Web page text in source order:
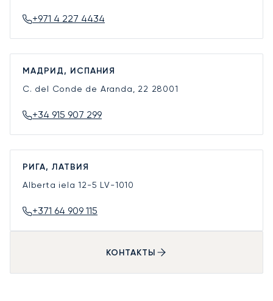
+971 4 227 4434
МАДРИД, ИСПАНИЯ
C. del Conde de Aranda, 22 28001
+34 915 907 299
РИГА, ЛАТВИЯ
Alberta iela 12-5 LV-1010
+371 64 909 115
КОНТАКТЫ